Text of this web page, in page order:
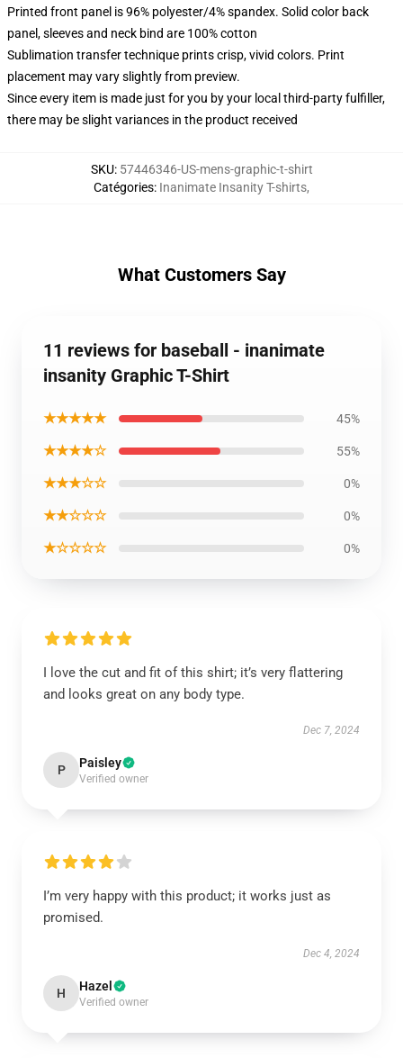
Printed front panel is 96% polyester/4% spandex. Solid color back
panel, sleeves and neck bind are 100% cotton
Sublimation transfer technique prints crisp, vivid colors. Print
placement may vary slightly from preview.
Since every item is made just for you by your local third-party fulfiller,
there may be slight variances in the product received
SKU: 57446346-US-mens-graphic-t-shirt
Catégories: Inanimate Insanity T-shirts,
What Customers Say
11 reviews for baseball - inanimate
insanity Graphic T-Shirt
★★★★★ 45%
★★★★☆ 55%
★★★☆☆ 0%
★★☆☆☆ 0%
★☆☆☆☆ 0%
I love the cut and fit of this shirt; it’s very flattering
and looks great on any body type.
Dec 7, 2024
P Paisley
Verified owner
I’m very happy with this product; it works just as
promised.
Dec 4, 2024
H Hazel
Verified owner